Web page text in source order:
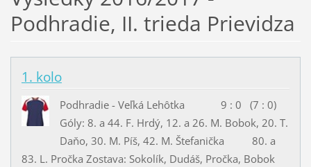
Podhradie, II. trieda Prievidza
1. kolo
Podhradie - Veľká Lehôtka 9 : 0 (7 : 0)
Góly: 8. a 44. F. Hrdý, 12. a 26. M. Bobok, 20. T.
Daňo, 30. M. Píš, 42. M. Štefanička 80. a
83. L. Pročka Zostava: Sokolík, Dudáš, Pročka, Bobok